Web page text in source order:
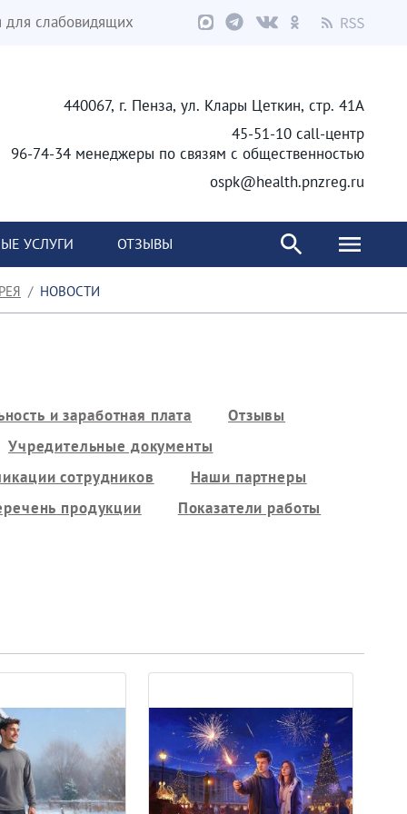
для слабовидящих
440067, г. Пенза, ул. Клары Цеткин, стр. 41А
45-51-10 call-центр
96-74-34 менеджеры по связям с общественностью
ospk@health.pnzreg.ru
УСЛУГИ ОТЗЫВЫ
НОВОСТИ
и заработная плата
Отзывы
Учредительные документы
сотрудников
Наши партнеры
продукции
Показатели работы